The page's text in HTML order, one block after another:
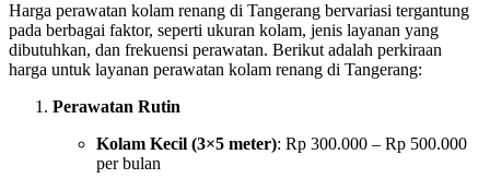
Harga perawatan kolam renang di Tangerang bervariasi tergantung
pada berbagai faktor, seperti ukuran kolam, jenis layanan yang
dibutuhkan, dan frekuensi perawatan. Berikut adalah perkiraan
harga untuk layanan perawatan kolam renang di Tangerang:
Perawatan Rutin
Kolam Kecil (3×5 meter): Rp 300.000 – Rp 500.000
per bulan